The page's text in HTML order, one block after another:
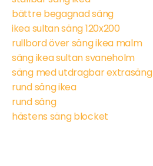
bättre begagnad säng
ikea sultan säng 120x200
rullbord över säng ikea malm
säng ikea sultan svaneholm
säng med utdragbar extrasäng
rund säng ikea
rund säng
hästens säng blocket